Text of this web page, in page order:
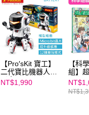
３．未成年的使用者請事先徵
「AFTEE先享後付」，若未經
任。
４．使用「AFTEE先享後付」
即時審查核予不同之上限額度
結果請求用戶進行身份認證。
５．嚴禁一人註冊多個帳號或
形，恩沛科技股份有限公司將
動。
【Pro′sKit 寶工】
二代寶比機器人
（含Micro Bit）
GE-894
NT$1,990
【科
組】
+【
液壓
634